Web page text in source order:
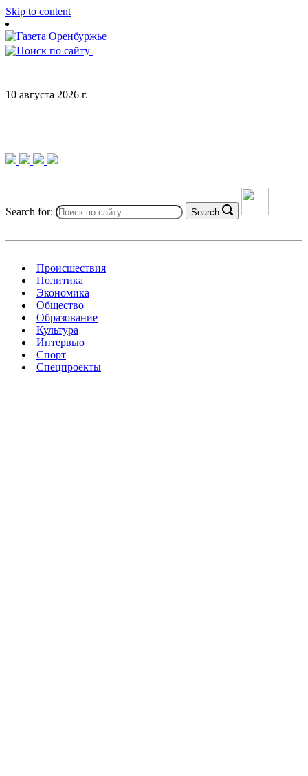
Skip to content
10 августа 2026 г.
Search for: Search
Происшествия
Политика
Экономика
Общество
Образование
Культура
Интервью
Спорт
Спецпроекты